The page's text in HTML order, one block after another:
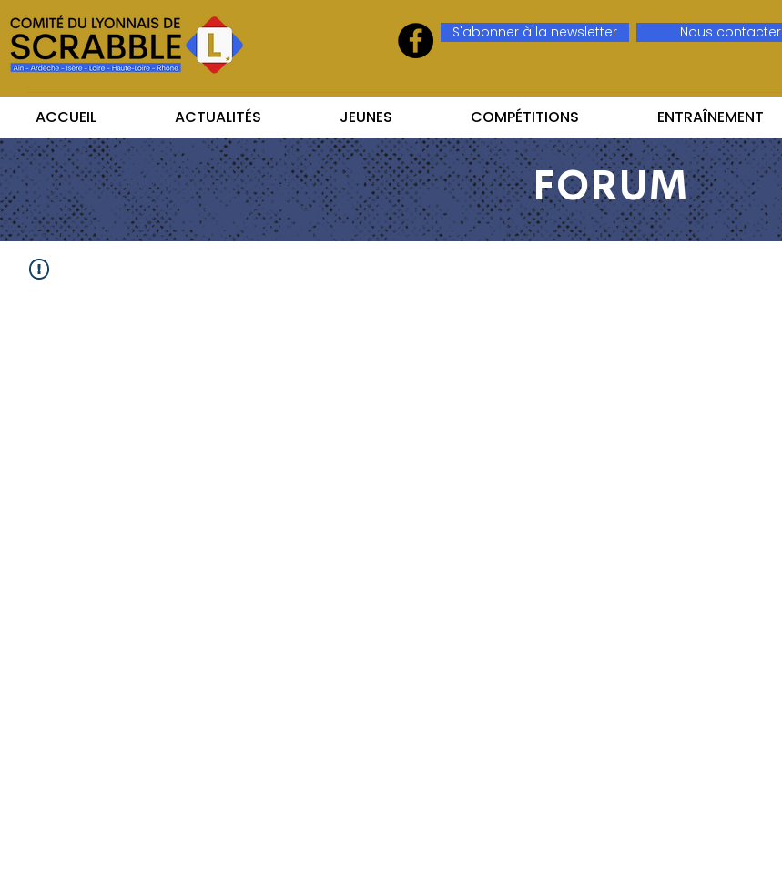
S'abonner à la newsletter Nous contacter
ACCUEIL ACTUALITÉS JEUNES COMPÉTITIONS ENTRAÎNEMENT
FORUM